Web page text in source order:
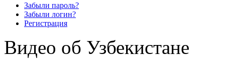
Забыли пароль?
Забыли логин?
Регистрация
Видео об Узбекистане